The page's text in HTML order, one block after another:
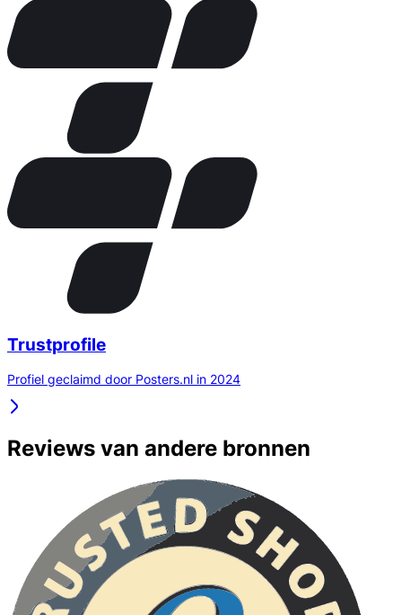
Trustprofile
Profiel geclaimd door Posters.nl in 2024
Reviews van andere bronnen